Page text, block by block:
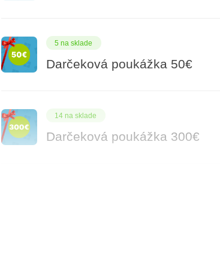
5 na sklade
Darčeková poukážka 50€
14 na sklade
Darčeková poukážka 300€